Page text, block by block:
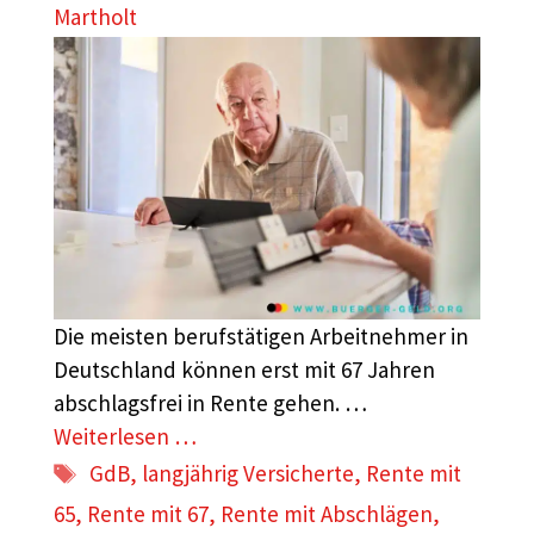
Martholt
Die meisten berufstätigen Arbeitnehmer in
Deutschland können erst mit 67 Jahren
abschlagsfrei in Rente gehen. …
Weiterlesen …
Schlagwörter
GdB, langjährig Versicherte, Rente mit
65, Rente mit 67, Rente mit Abschlägen,